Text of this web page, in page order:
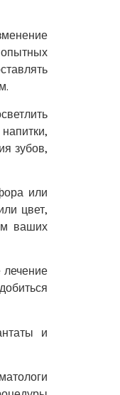
зубов,
или
цвет,
ваших
лечение
и